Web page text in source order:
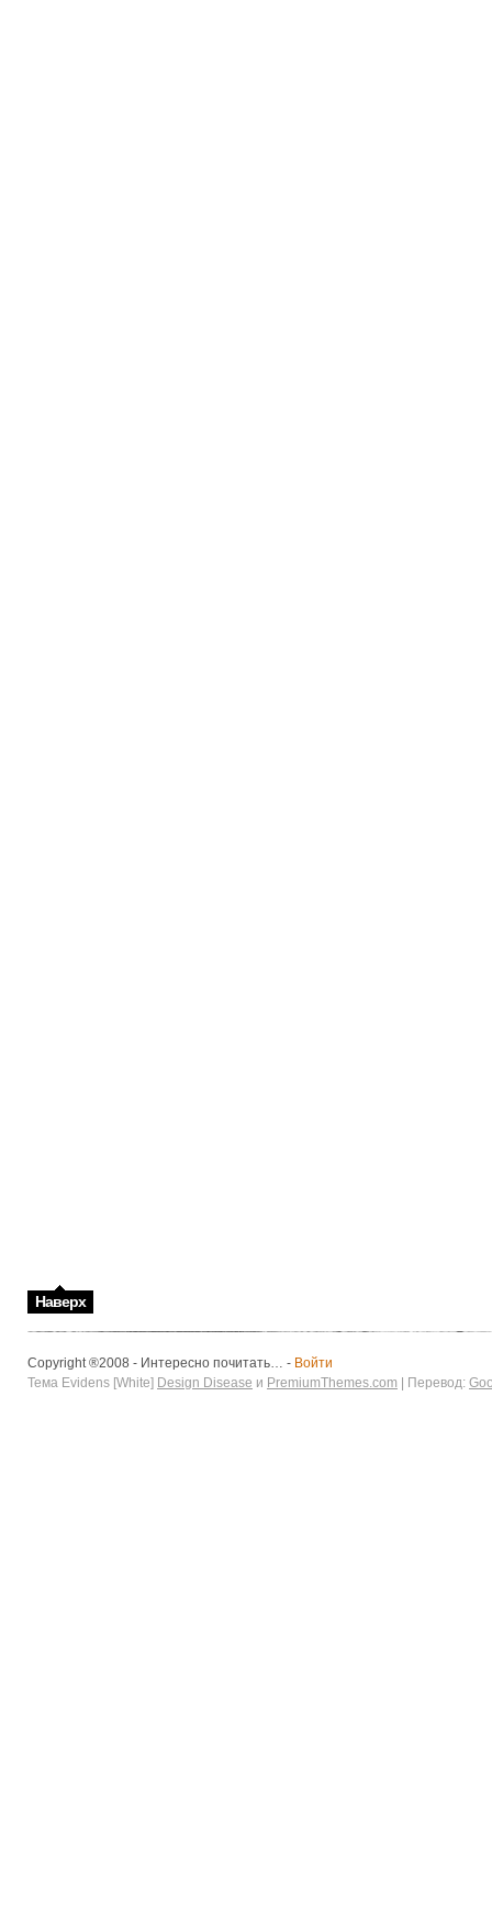
Наверх
Copyright ®2008 - Интересно почитать… - Войти
Тема Evidens [White] Design Disease и PremiumThemes.com | Перевод: